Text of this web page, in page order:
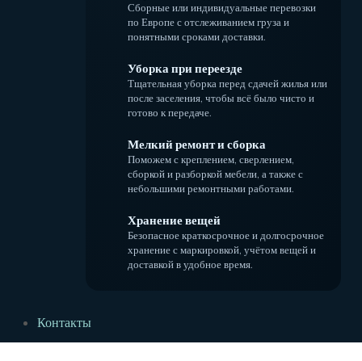
Сборные или индивидуальные перевозки
по Европе с отслеживанием груза и
понятными сроками доставки.
Уборка при переезде
Тщательная уборка перед сдачей жилья или
после заселения, чтобы всё было чисто и
готово к передаче.
Мелкий ремонт и сборка
Поможем с креплением, сверлением,
сборкой и разборкой мебели, а также с
небольшими ремонтными работами.
Хранение вещей
Безопасное краткосрочное и долгосрочное
хранение с маркировкой, учётом вещей и
доставкой в удобное время.
Контакты